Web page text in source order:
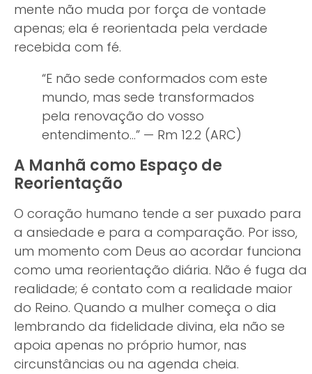
mente não muda por força de vontade
apenas; ela é reorientada pela verdade
recebida com fé.
“E não sede conformados com este
mundo, mas sede transformados
pela renovação do vosso
entendimento…” — Rm 12.2 (ARC)
A Manhã como Espaço de
Reorientação
O coração humano tende a ser puxado para
a ansiedade e para a comparação. Por isso,
um momento com Deus ao acordar funciona
como uma reorientação diária. Não é fuga da
realidade; é contato com a realidade maior
do Reino. Quando a mulher começa o dia
lembrando da fidelidade divina, ela não se
apoia apenas no próprio humor, nas
circunstâncias ou na agenda cheia.